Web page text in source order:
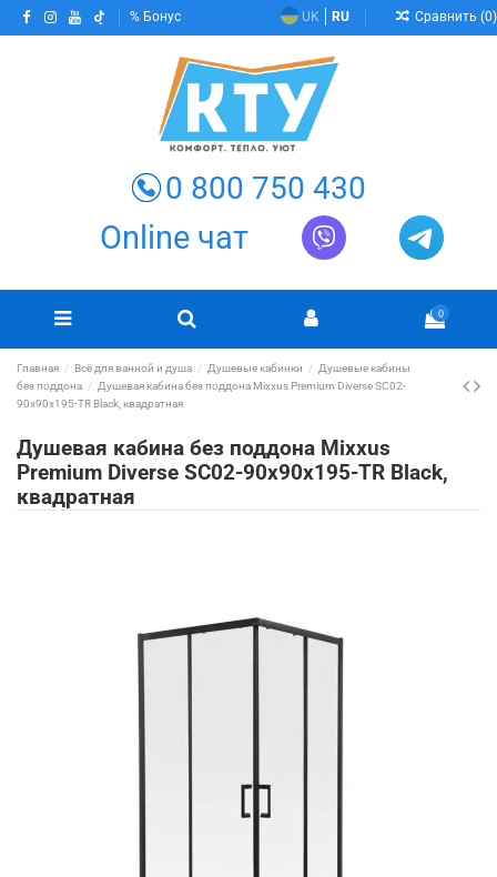
Бонус UK RU Сравнить (0)
0 800 750 430
Online чат
0
Главная Всё для ванной и душа Душевые кабинки
Душевые кабины
без поддона
Душевая кабина без поддона Mixxus Premium Diverse SC02-
90x90x195-TR Black, квадратная
Душевая кабина без поддона Mixxus
Premium Diverse SC02-90x90x195-TR Black,
квадратная